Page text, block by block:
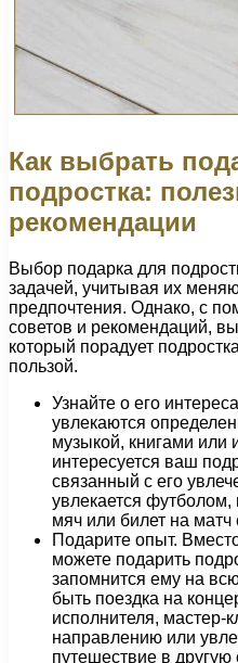
Как выбрать
подростка:
рекомендации
Выбор подарка для
задачей, учитывая их
предпочтения. Однако, с
советов и рекомендаций,
который порадует
пользой.
Узнайте о его
увлекаются
музыкой, книгами или
интересуется ваш
связанный с его
увлекается
мяч или билет на
Подарите опыт.
можете подарить
запомнится ему на
быть поездка на
исполнителя, мастер-
направлению или
путешествие в другую